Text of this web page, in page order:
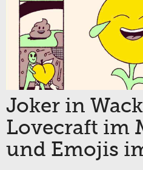
Joker in
Lovecraft im
und Emojis